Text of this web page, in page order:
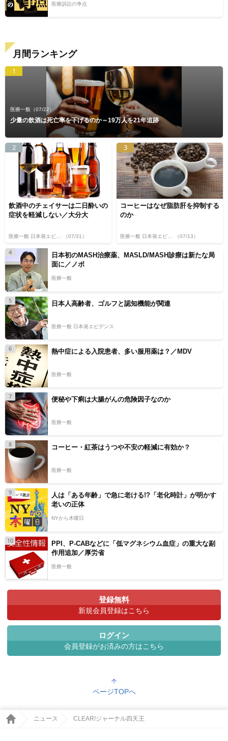
医療訴訟の争点
月間ランキング
1
医療一般 （07/22）
少量の飲酒は死亡率を下げるのか～19万人を21年追跡
2
飲酒中のチェイサーは二日酔いの
症状を軽減しない／大分大
医療一般 日本発エビデンス （07/31）
3
コーヒーはなぜ脂肪肝を抑制する
のか
医療一般 日本発エビデンス （07/13）
4
日本初のMASH治療薬、MASLD/MASH診療は新たな局
面に／ノボ
医療一般
5 日本人高齢者、ゴルフと認知機能が関連
医療一般 日本発エビデンス
6 熱中症による入院患者、多い服用薬は？／MDV
医療一般
7 便秘や下痢は大腸がんの危険因子なのか
医療一般
8 コーヒー・紅茶はうつや不安の軽減に有効か？
医療一般
9
人は「ある年齢」で急に老ける!?「老化時計」が明かす
老いの正体
NYから木曜日
10
PPI、P-CABなどに「低マグネシウム血症」の重大な副
作用追加／厚労省
医療一般
登録無料
新規会員登録はこちら
ログイン
会員登録がお済みの方はこちら
ページTOPへ
ニュース CLEAR!ジャーナル四天王